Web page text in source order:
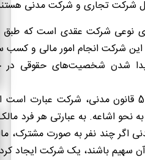
شرکت تجاری و شرکت مدنی
نوعی شرکت عقدی است که طبق
شرکت انجام امور مالی و کسب
شدن شخصیت‌های حقوقی
طبق ماده 571 قانون مدنی، شرکت عبارت
نحو اشاعه. به عبارتی هر فرد
اگر چند نفر به صورت مشترک،
سهیم باشند، یک شرکت ایجاد